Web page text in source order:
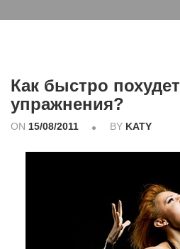
Как быстро
упражнения?
ON 15/08/2011 BY KATY